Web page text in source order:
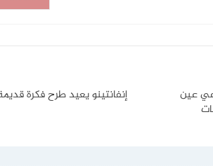
عين
إنفانتينو يعيد طرح فكرة